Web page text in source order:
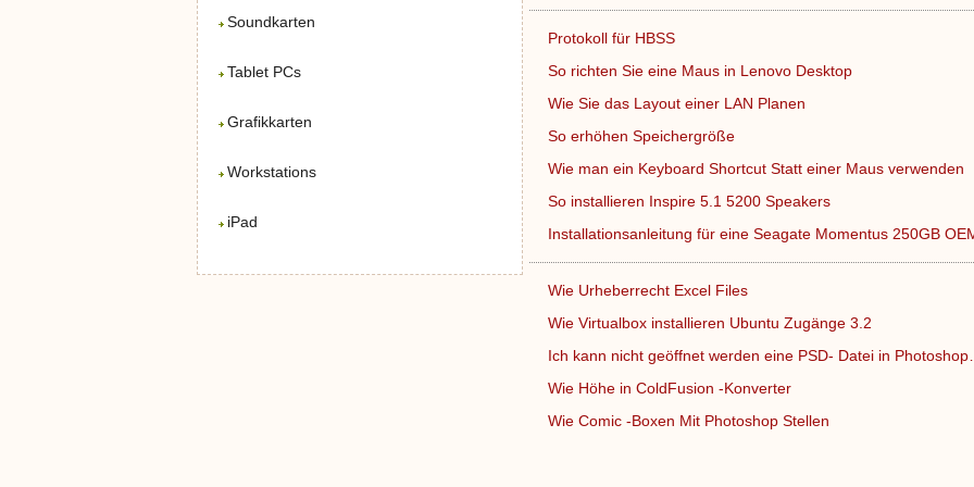
Soundkarten
Tablet PCs
Grafikkarten
Workstations
iPad
Protokoll für HBSS
So richten Sie eine Maus in Lenovo Desktop
Wie Sie das Layout einer LAN Planen
So erhöhen Speichergröße
Wie man ein Keyboard Shortcut Statt einer Maus verwenden
So installieren Inspire 5.1 5200 Speakers
Installationsanleitung für eine Seagate Momentus 250GB
Wie Urheberrecht Excel Files
Wie Virtualbox installieren Ubuntu Zugänge 3.2
Ich kann nicht geöffnet werden eine PSD- Datei in Photoshop…
Wie Höhe in ColdFusion -Konverter
Wie Comic -Boxen Mit Photoshop Stellen